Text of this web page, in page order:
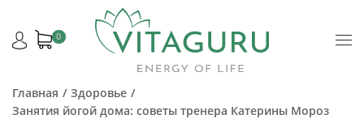
0
Главная
Здоровье
Занятия йогой дома: советы тренера Катерины Мороз